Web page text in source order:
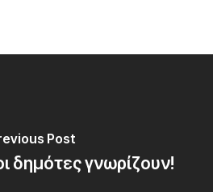
Post
δημότες γνωρίζουν!